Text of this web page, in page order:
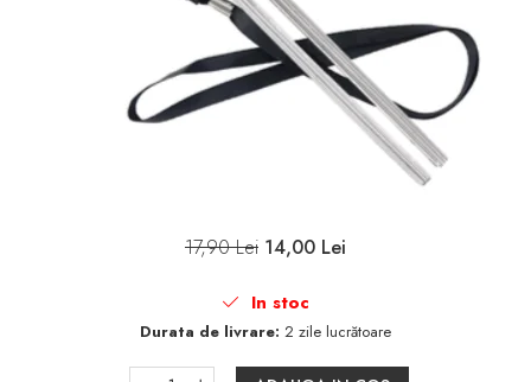
17,90 Lei 14,00 Lei
In stoc
Durata de livrare: 2 zile lucrătoare